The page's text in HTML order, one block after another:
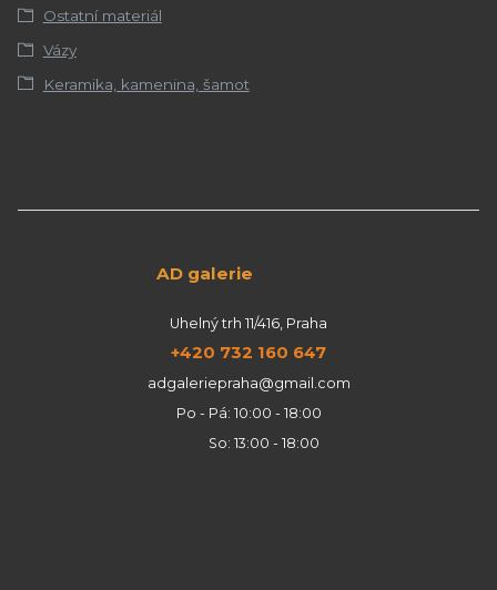
Ostatní materiál
Vázy
Keramika, kamenina, šamot
AD galerie
Uhelný trh 11/416, Praha
+420 732 160 647
adgaleriepraha@gmail.com
Po - Pá: 10:00 - 18:00
So: 13:00 - 18:00